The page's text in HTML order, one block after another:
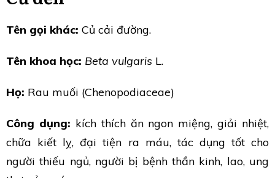
Tên gọi khác: Củ cải đường.
Tên khoa học: Beta vulgaris L.
Họ: Rau muối (Chenopodiaceae)
Công dụng: kích thích ăn ngon miệng, giải nhiệt,
chữa kiết lỵ, đại tiện ra máu, tác dụng tốt cho
người thiếu ngủ, người bị bệnh thần kinh, lao, ung